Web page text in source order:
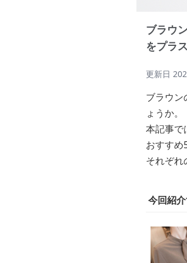
ブラウ
をプラ
更新日
ブラウン
ょうか。
本記事で
おすすめ
それぞれ
今回紹